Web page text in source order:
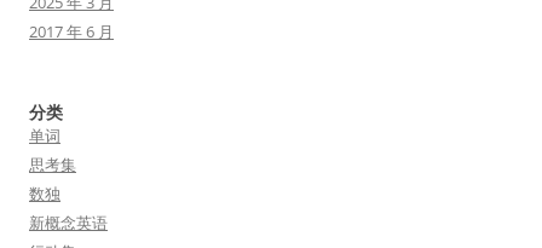
2017 年 6 月
分类
单词
思考集
数独
新概念英语